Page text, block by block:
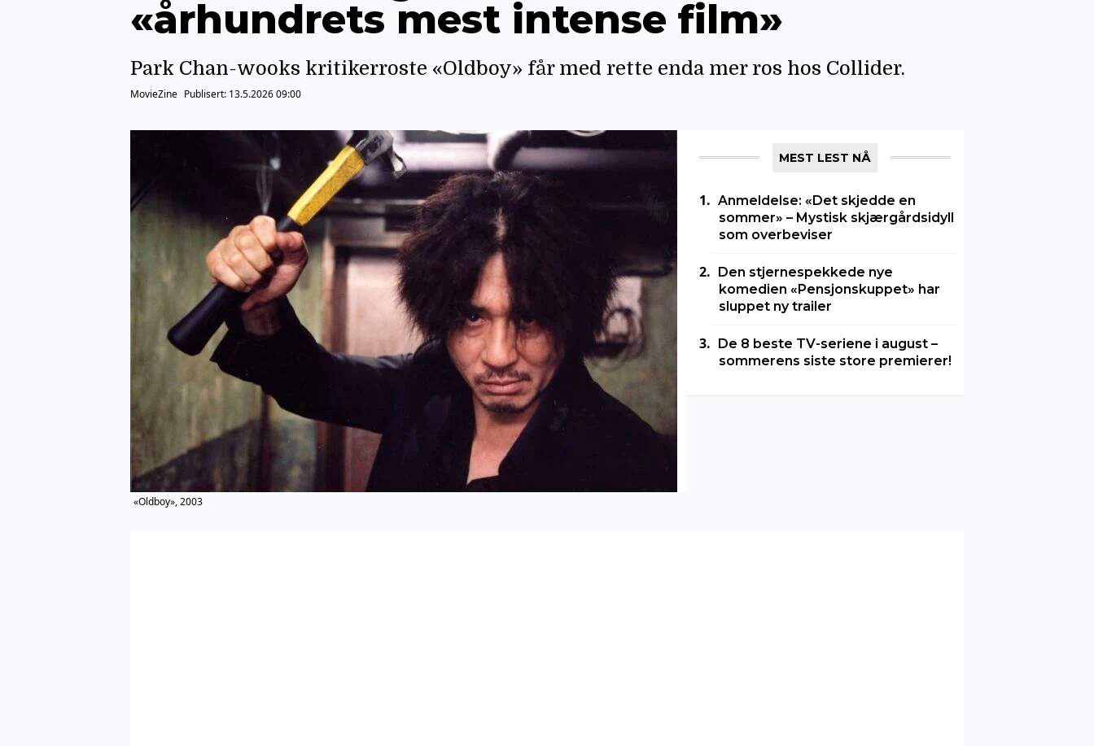
«århundrets mest intense film»
Park Chan-wooks kritikerroste «Oldboy» får med rette enda mer ros hos Collider.
MovieZine Publisert: 13.5.2026 09:00
«Oldboy», 2003
MEST LEST NÅ
Anmeldelse: «Det skjedde en
sommer» – Mystisk skjærgårdsidyll
som overbeviser
Den stjernespekkede nye
komedien «Pensjonskuppet» har
sluppet ny trailer
De 8 beste TV-seriene i august –
sommerens siste store premierer!